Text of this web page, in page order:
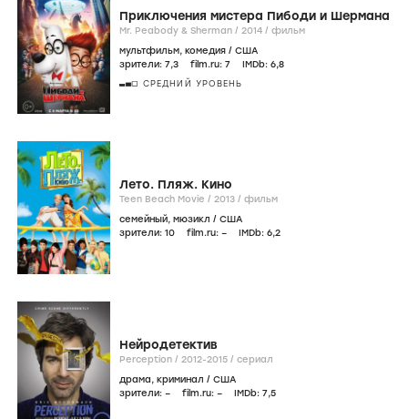
Приключения мистера Пибоди и Шермана
Mr. Peabody & Sherman / 2014 / фильм
мультфильм, комедия / США
зрители: 7,3 film.ru: 7 IMDb: 6,8
СРЕДНИЙ УРОВЕНЬ
Лето. Пляж. Кино
Teen Beach Movie / 2013 / фильм
семейный, мюзикл / США
зрители: 10 film.ru: – IMDb: 6,2
Нейродетектив
Perception / 2012-2015 / сериал
драма, криминал / США
зрители: – film.ru: – IMDb: 7,5